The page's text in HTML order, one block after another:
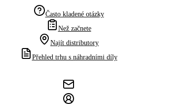
Často kladené otázky
Než začnete
Najít distributory
Přehled trhu s náhradními díly